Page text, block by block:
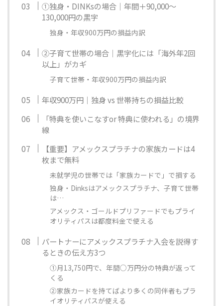
①独身・DINKsの場合｜年間＋90,000〜
130,000円の黒字
独身・年収900万円の損益内訳
②子育て世帯の場合｜黒字化には「海外年2回
以上」がカギ
子育て世帯・年収900万円の損益内訳
年収900万円｜独身 vs 世帯持ちの損益比較
「特典を使いこなすor 特典に使われる」の境界
線
【重要】アメックスプラチナの家族カードは4
枚まで無料
未就学児の世帯では「家族カードで」で損する
独身・Dinksはアメックスプラチナ、子育て世帯
は…
アメックス・ゴールドプリファードでもプライ
オリティパスは都度料金で使える
パートナーにアメックスプラチナ入会を説得す
るときの伝え方3つ
①月13,750円で、年間○万円分の特典が返って
くる
②家族カードを持てばより多くの同伴者もプラ
イオリティパスが使える